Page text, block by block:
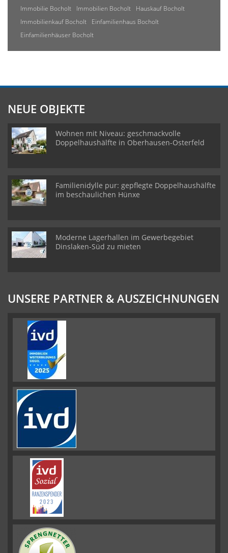
Immobilie Bocholt
Immobilien Bocholt
Hauskauf Bocholt
Immobilienkauf Bocholt
Einfamilienhaus Bocholt
Einfamilienhäuser Bocholt
NEUE OBJEKTE
Wohnen mit Niveau: geschmackvolle
Doppelhaushälfte in Oberhausen-Osterfeld
Familienidylle pur: gepflegte Doppelhaushälfte
im beschaulichen Hünxe
Moderne Lagerhallen im Gewerbegebiet
Dinslaken-Süd zu mieten
UNSERE PARTNER & AUSZEICHNUNGEN